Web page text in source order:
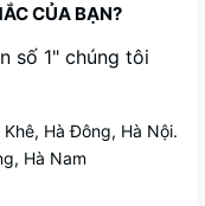
CỦA BẠN?
số 1" chúng tôi
Hà Đông, Hà Nội.
Hà Nam